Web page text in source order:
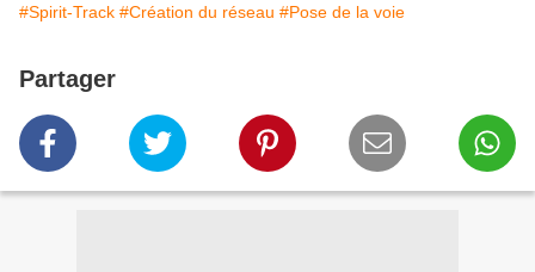
#Spirit-Track #Création du réseau #Pose de la voie
Partager